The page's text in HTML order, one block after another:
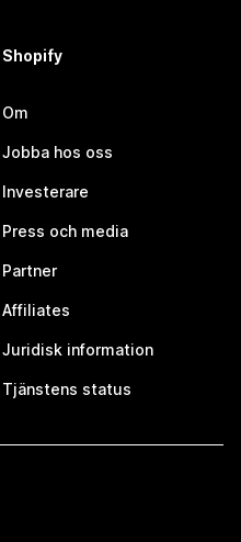
Shopify
Om
Jobba hos oss
Investerare
Press och media
Partner
Affiliates
Juridisk information
Tjänstens status